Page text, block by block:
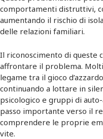
comportamenti distruttivi,
aumentando il rischio di
delle relazioni familiari.
Il riconoscimento di queste
affrontare il problema.
legame tra il gioco
continuando a lottare in
psicologico e gruppi di
passo importante verso il
comprendere le proprie
vite.